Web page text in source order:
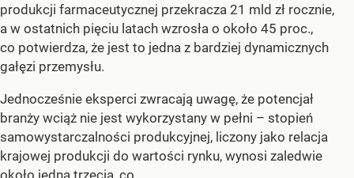
produkcji farmaceutycznej przekracza 21 mld zł rocznie,
a w ostatnich pięciu latach wzrosła o około 45 proc.,
co potwierdza, że jest to jedna z bardziej dynamicznych
gałęzi przemysłu.
Jednocześnie eksperci zwracają uwagę, że potencjał
branży wciąż nie jest wykorzystany w pełni – stopień
samowystarczalności produkcyjnej, liczony jako relacja
krajowej produkcji do wartości rynku, wynosi zaledwie
około jedną trzecią, co...